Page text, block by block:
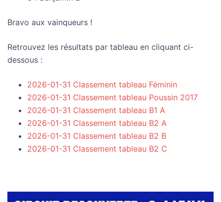
Bravo aux vainqueurs !
Retrouvez les résultats par tableau en cliquant ci-
dessous :
2026-01-31 Classement tableau Féminin
2026-01-31 Classement tableau Poussin 2017
2026-01-31 Classement tableau B1 A
2026-01-31 Classement tableau B2 A
2026-01-31 Classement tableau B2 B
2026-01-31 Classement tableau B2 C